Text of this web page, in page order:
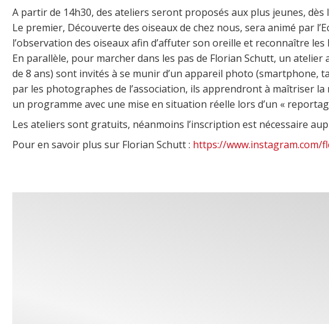
A partir de 14h30, des ateliers seront proposés aux plus jeunes, dès
Le premier, Découverte des oiseaux de chez nous, sera animé par
l’observation des oiseaux afin d’affuter son oreille et reconnaître
En parallèle, pour marcher dans les pas de Florian Schutt, un
de 8 ans) sont invités à se munir d’un appareil photo
par les photographes de l’association, ils apprendront à maîtriser
un programme avec une mise en situation réelle lors d’un «
Les ateliers sont gratuits, néanmoins l’inscription est nécessaire
Pour en savoir plus sur Florian Schutt : https://www.instagram.com/